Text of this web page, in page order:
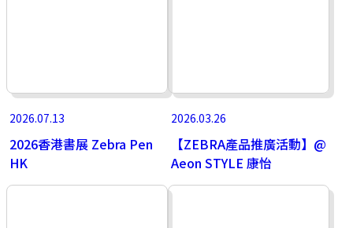
2026.07.13
2026香港書展 Zebra Pen
HK
2026.03.26
【ZEBRA產品推廣活動】@
Aeon STYLE 康怡